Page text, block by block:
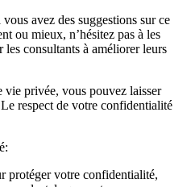
vous avez des suggestions sur ce
ou mieux, n’hésitez pas à les
les consultants à améliorer leurs
vie privée, vous pouvez laisser
respect de votre confidentialité
protéger votre confidentialité,